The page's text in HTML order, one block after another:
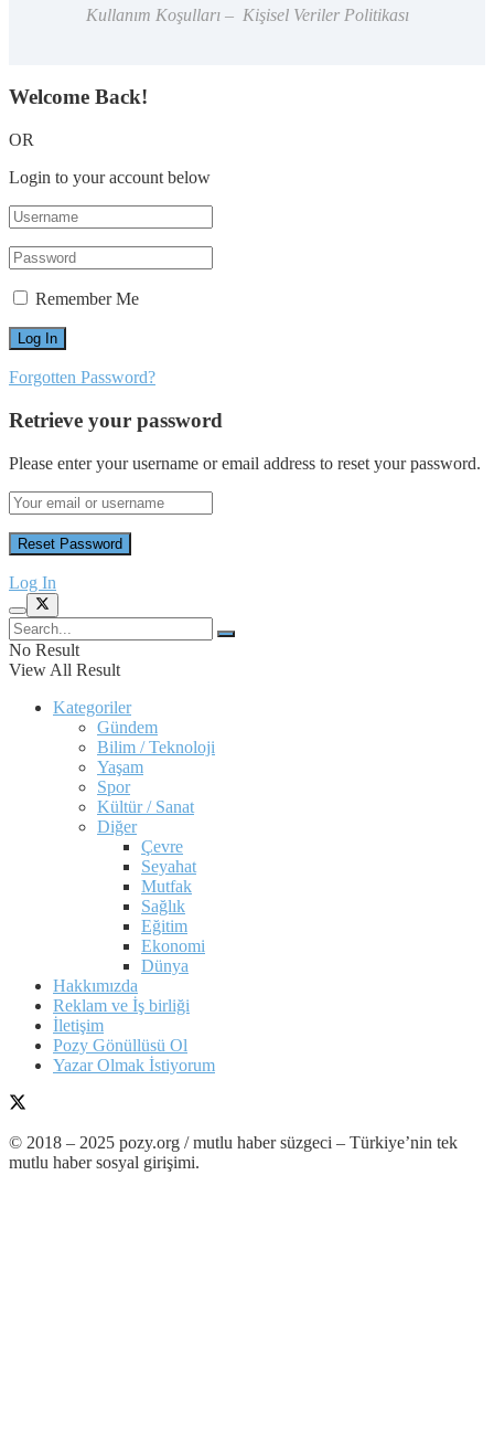
Kullanım Koşulları – Kişisel Veriler Politikası
Welcome Back!
OR
Login to your account below
Remember Me
Forgotten Password?
Retrieve your password
Please enter your username or email address to reset your password.
Log In
No Result
View All Result
Kategoriler
Gündem
Bilim / Teknoloji
Yaşam
Spor
Kültür / Sanat
Diğer
Çevre
Seyahat
Mutfak
Sağlık
Eğitim
Ekonomi
Dünya
Hakkımızda
Reklam ve İş birliği
İletişim
Pozy Gönüllüsü Ol
Yazar Olmak İstiyorum
© 2018 – 2025 pozy.org / mutlu haber süzgeci – Türkiye’nin tek
mutlu haber sosyal girişimi.